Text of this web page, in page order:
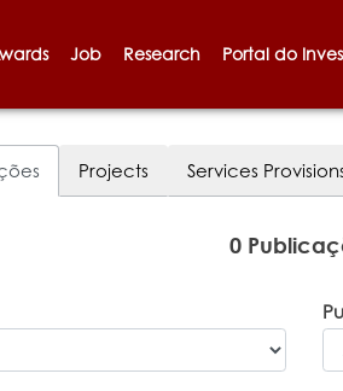
Job Research Portal do
Projects Services
0